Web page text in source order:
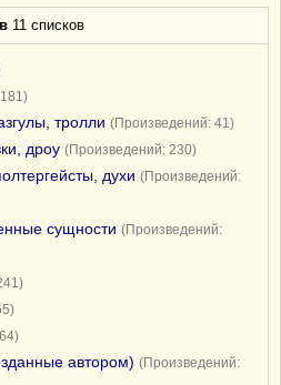
11 списков
тролли (Произведений: 41)
дроу (Произведений: 230)
духи (Произведений:
сущности (Произведений:
автором) (Произведений: